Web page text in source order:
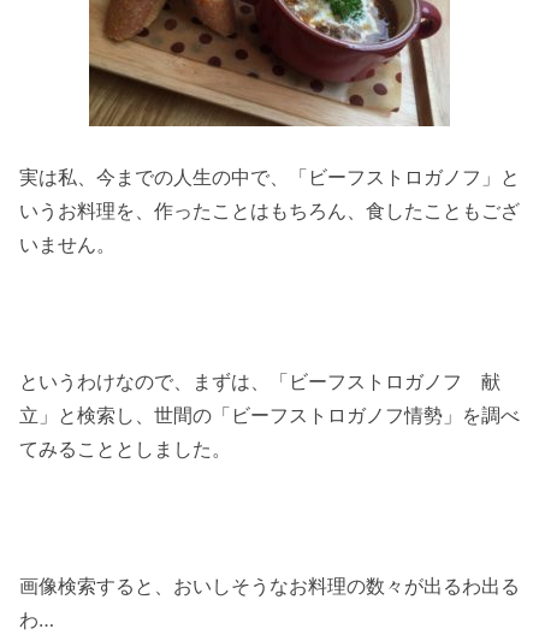
実は私、今までの人生の中で、「ビーフストロガノフ」と
いうお料理を、作ったことはもちろん、食したこともござ
いません。
というわけなので、まずは、「ビーフストロガノフ 献
立」と検索し、世間の「ビーフストロガノフ情勢」を調べ
てみることとしました。
画像検索すると、おいしそうなお料理の数々が出るわ出る
わ…